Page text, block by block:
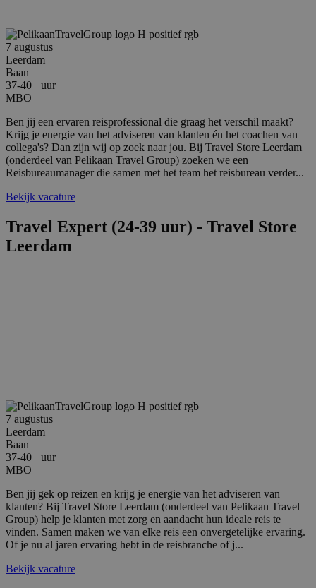
7 augustus
Leerdam
Baan
37-40+ uur
MBO
Ben jij een ervaren reisprofessional die graag het verschil maakt?
Krijg je energie van het adviseren van klanten én het coachen van
collega's? Dan zijn wij op zoek naar jou. Bij Travel Store Leerdam
(onderdeel van Pelikaan Travel Group) zoeken we een
Reisbureaumanager die samen met het team het reisbureau verder...
Bekijk vacature
Travel Expert (24-39 uur) - Travel Store
Leerdam
7 augustus
Leerdam
Baan
37-40+ uur
MBO
Ben jij gek op reizen en krijg je energie van het adviseren van
klanten? Bij Travel Store Leerdam (onderdeel van Pelikaan Travel
Group) help je klanten met zorg en aandacht hun ideale reis te
vinden. Samen maken we van elke reis een onvergetelijke ervaring.
Of je nu al jaren ervaring hebt in de reisbranche of j...
Bekijk vacature